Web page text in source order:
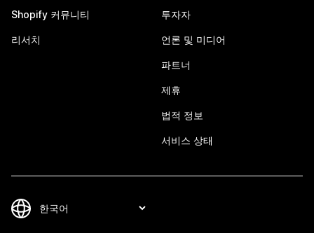
Shopify 커뮤니티
리서치
투자자
언론 및 미디어
파트너
제휴
법적 정보
서비스 상태